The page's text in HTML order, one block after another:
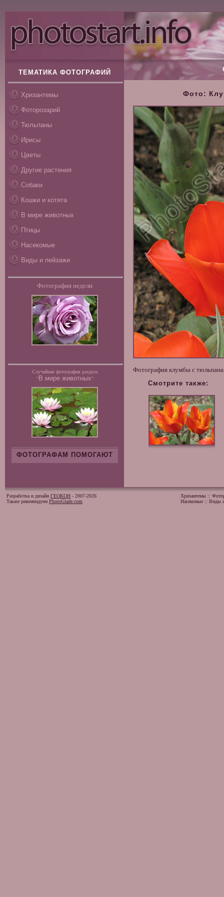
ТЕМАТИКА ФОТОГРАФИЙ
Хризантемы
Фоторозарий
Тюльпаны
Ирисы
Цветы
Другие растения
Собаки
Кошки и котята
В мире животных
Птицы
Насекомые
Виды и пейзажи
Фотография недели
Случайная фотография раздела
"В мире животных"
ФОТОГРАФАМ ПОМОГАЮТ
Фото:
Фотография клумбы с
Смотрите также:
Разработка и дизайн ГЕОКОН - 2007-2026
Также рекомендуем PhotoGlade.com
Хризантемы ::
Насекомые :: Виды